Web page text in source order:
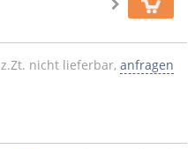
z.Zt. nicht lieferbar, anfragen